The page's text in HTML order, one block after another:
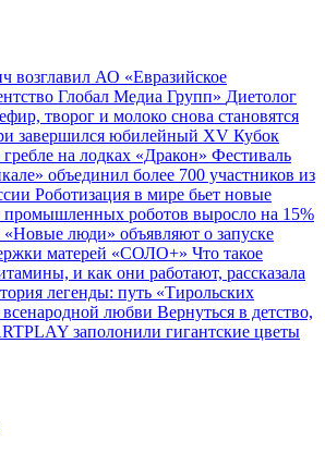
возглавил АО «Евразийское
Глобал Медиа Групп» Диетолог
творог и молоко снова становятся
завершился юбилейный XV Кубок
на лодках «Дракон» Фестиваль
объединил более 700 участников из
Роботизация в мире бьет новые
промышленных роботов выросло на 15%
люди» объявляют о запуске
матерей «СОЛО+» Что такое
и как они работают, рассказала
легенды: путь «Тирольских
любви Вернуться в детство,
заполонили гигантские цветы